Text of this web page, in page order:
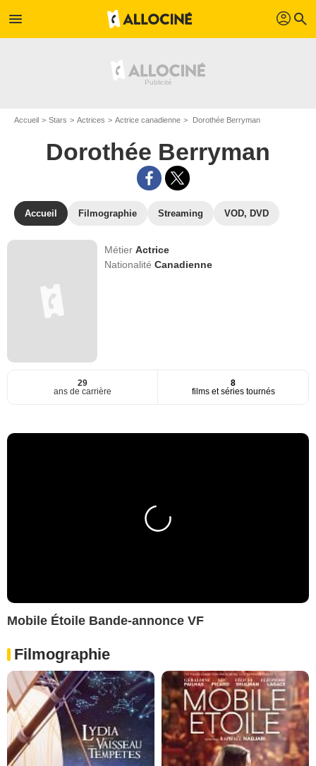
menu profil search
Accueil Stars Actrices Actrice canadienne Dorothée Berryman
Dorothée Berryman
Accueil Filmographie Streaming VOD, DVD
MétierActrice
NationalitéCanadienne
29
ans de carrière
8
films et séries tournés
Mobile Étoile Bande-annonce VF
Filmographie